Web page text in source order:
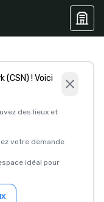
(CSN) ! Voici
des lieux et
votre demande
idéal pour